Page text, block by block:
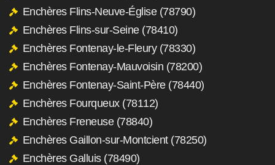
Enchères Flins-Neuve-Église (78790)
Enchères Flins-sur-Seine (78410)
Enchères Fontenay-le-Fleury (78330)
Enchères Fontenay-Mauvoisin (78200)
Enchères Fontenay-Saint-Père (78440)
Enchères Fourqueux (78112)
Enchères Freneuse (78840)
Enchères Gaillon-sur-Montcient (78250)
Enchères Galluis (78490)